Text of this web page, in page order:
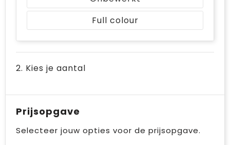
Bodywarmers
Ondergoed en Sokken
Ademhalingsbescherming
Jute tassen
Laptop hoezen en tassen
Schoudertassen
Full colour
2. Kies je aantal
Prijsopgave
Selecteer jouw opties voor de prijsopgave.